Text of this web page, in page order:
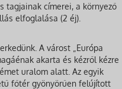
tagjainak címerei, a környező
elfoglalása (2 éj).
A várost „Európa
akarta és kézről kézre
uralom alatt. Az egyik
főtér gyönyörűen felújított